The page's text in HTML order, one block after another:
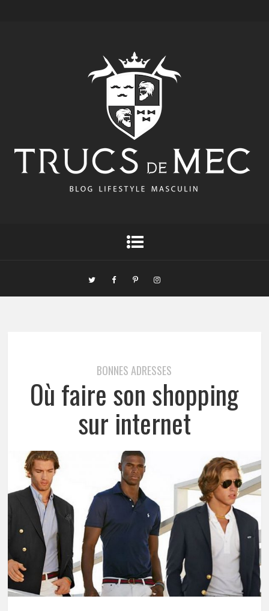
BONNES ADRESSES
Où faire son shopping
sur internet